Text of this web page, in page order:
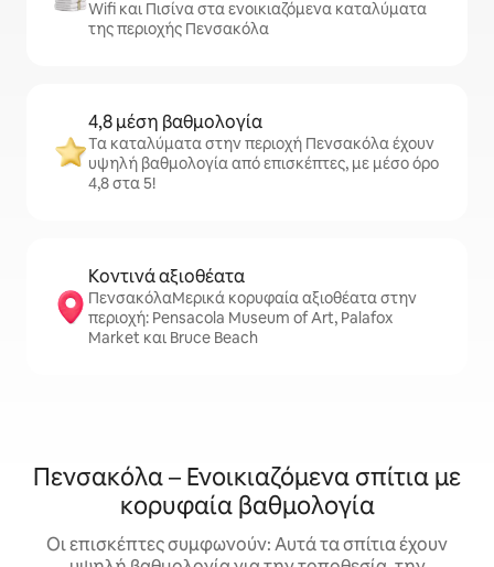
Wifi και Πισίνα στα ενοικιαζόμενα καταλύματα
της περιοχής Πενσακόλα
4,8 μέση βαθμολογία
Τα καταλύματα στην περιοχή Πενσακόλα έχουν
υψηλή βαθμολογία από επισκέπτες, με μέσο όρο
4,8 στα 5!
Κοντινά αξιοθέατα
ΠενσακόλαΜερικά κορυφαία αξιοθέατα στην
περιοχή: Pensacola Museum of Art, Palafox
Market και Bruce Beach
Πενσακόλα – Ενοικιαζόμενα σπίτια με
κορυφαία βαθμολογία
Οι επισκέπτες συμφωνούν: Αυτά τα σπίτια έχουν